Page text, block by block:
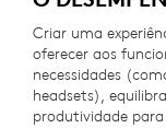
Criar uma
oferecer aos
necessidades
headsets),
produtividade